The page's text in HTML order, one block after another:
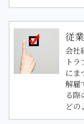
従
会社
ト
にま
解雇
る際
ど